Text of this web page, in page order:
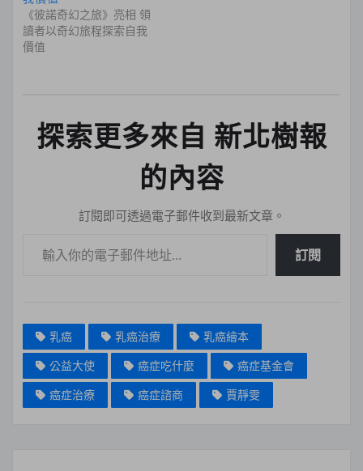
《彼諾奇幻之旅》亮相 領
讀者以奇幻旅程探索自我
價值
探索更多來自 新北樹報
的內容
訂閱即可透過電子郵件收到最新文章。
訂閱
乳癌 乳癌治療
乳癌繪本
公益大使
癌症吃什麼
癌症基金會
癌症治療
癌症諮商 賈靜雯